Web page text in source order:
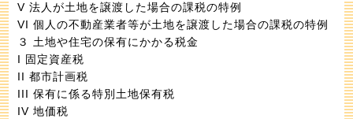
V 法人が土地を譲渡した場合の課税の特例
VI 個人の不動産業者等が土地を譲渡した場合の課税の特例
３ 土地や住宅の保有にかかる税金
I 固定資産税
II 都市計画税
III 保有に係る特別土地保有税
IV 地価税